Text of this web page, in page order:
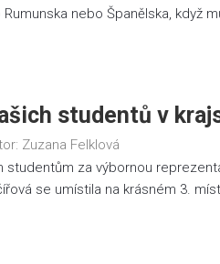
nebo Španělska, když
studentů v
Zuzana Felklová
studentům za výbornou
se umístila na krásném 3.